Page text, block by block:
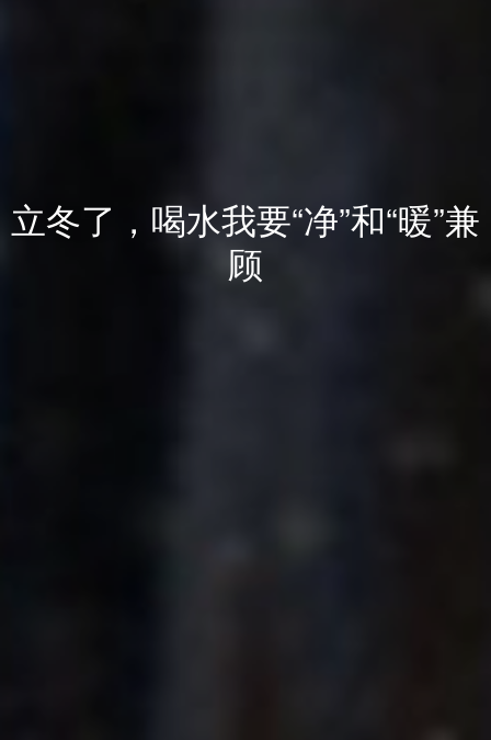
立冬了，喝水我要“净”和“暖”兼
顾